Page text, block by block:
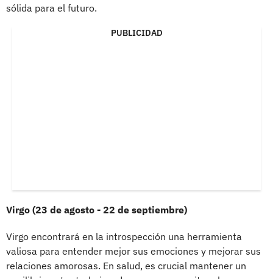
sólida para el futuro.
PUBLICIDAD
Virgo (23 de agosto - 22 de septiembre)
Virgo encontrará en la introspección una herramienta
valiosa para entender mejor sus emociones y mejorar sus
relaciones amorosas. En salud, es crucial mantener un